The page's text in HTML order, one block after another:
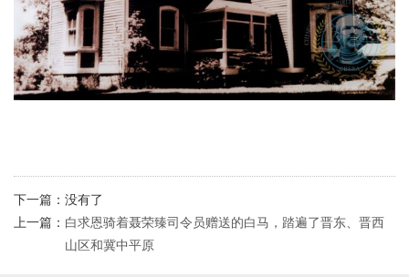
下一篇： 没有了
上一篇： 白求恩骑着聂荣臻司令员赠送的白马，踏遍了晋东、晋西
山区和冀中平原